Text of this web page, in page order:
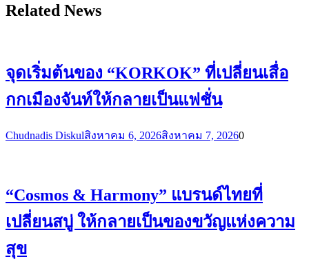
Related News
จุดเริ่มต้นของ “KORKOK” ที่เปลี่ยนเสื่อ
กกเมืองจันท์ให้กลายเป็นแฟชั่น
Chudnadis Diskulสิงหาคม 6, 2026สิงหาคม 7, 20260
“Cosmos & Harmony” แบรนด์ไทยที่
เปลี่ยนสบู่ ให้กลายเป็นของขวัญแห่งความ
สุข